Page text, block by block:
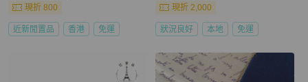
現折 800
近新閒置品 香港 免運
現折 2,000
狀況良好 本地 免運